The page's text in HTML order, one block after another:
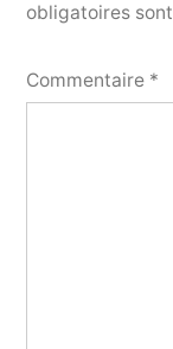
obligatoires
Commentaire *